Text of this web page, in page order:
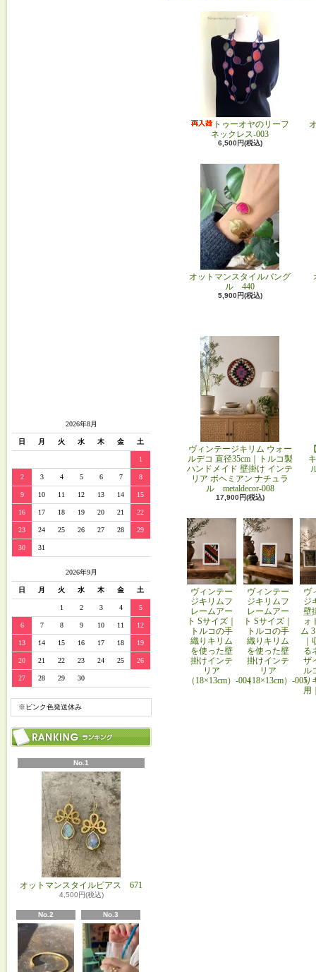
2026年8月
日 月 火 水 木 金 土
1
2 3 4 5 6 7 8
9 10 11 12 13 14 15
16 17 18 19 20 21 22
23 24 25 26 27 28 29
30 31
2026年9月
日 月 火 水 木 金 土
1 2 3 4 5
6 7 8 9 10 11 12
13 14 15 16 17 18 19
20 21 22 23 24 25 26
27 28 29 30
※ピンク色発送休み
No.1
オットマンスタイルピアス 671
4,500円(税込)
No.2 No.3
トゥーオヤのリーフ
ネックレス-003
6,500円(税込)
オットマンスタイルバング
ル 440
5,900円(税込)
ヴィンテージキリム ウォー
ルデコ 直径35cm｜トルコ製
ハンドメイド 壁掛け インテ
リア ボヘミアン ナチュラ
ル metaldecor-008
17,900円(税込)
ヴィンテー
ジキリムフ
レームアー
ト Sサイズ｜
トルコの手
織りキリム
を使った壁
掛けインテ
リア
（18×13cm）-004
ヴィンテー
ジキリムフ
レームアー
ト Sサイズ｜
トルコの手
織りキリム
を使った壁
掛けインテ
リア
（18×13cm）-005
ヴ
ジ
壁
ォ
ム
る
ザ
ル
り
用